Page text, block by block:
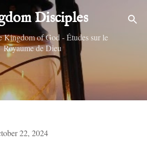
Skip to main content
Disciples
Kingdom of God - Études sur le
Royaume de Dieu
22, 2024